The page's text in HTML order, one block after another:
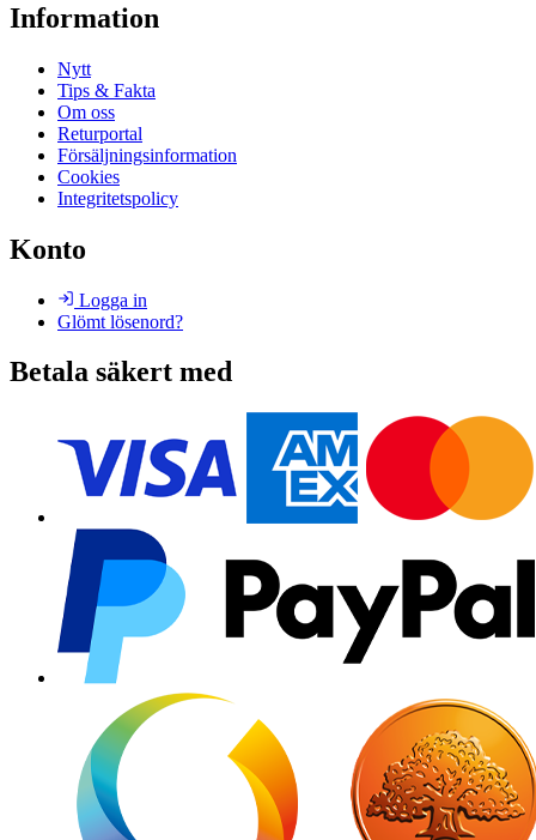
Information
Nytt
Tips & Fakta
Om oss
Returportal
Försäljningsinformation
Cookies
Integritetspolicy
Konto
Logga in
Glömt lösenord?
Betala säkert med